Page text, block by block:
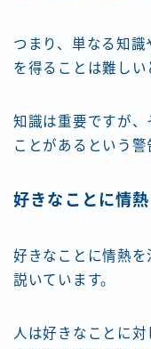
つまり、単なる知
を得ることは難しい
知識は重要ですが
ことがあるという警
好きなことに情
好きなことに情熱
説いています。
人は好きなことに対